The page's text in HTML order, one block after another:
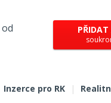
od
Inzerce pro RK |